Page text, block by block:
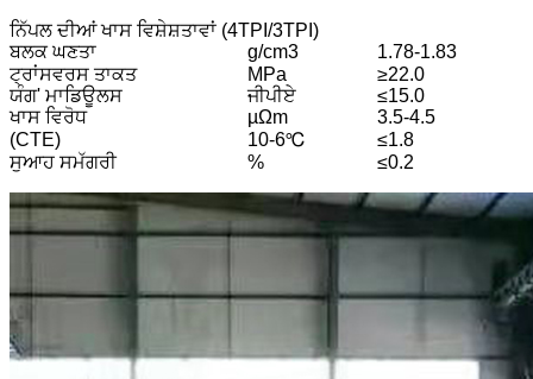
ਨਿੱਪਲ ਦੀਆਂ ਖਾਸ ਵਿਸ਼ੇਸ਼ਤਾਵਾਂ (4TPI/3TPI)
ਬਲਕ ਘਣਤਾ
g/cm3
1.78-1.83
ਟ੍ਰਾਂਸਵਰਸ ਤਾਕਤ
MPa
≥22.0
ਯੰਗ' ਮਾਡਿਊਲਸ
ਜੀਪੀਏ
≤15.0
ਖਾਸ ਵਿਰੋਧ
µΩm
3.5-4.5
(CTE)
10-6℃
≤1.8
ਸੁਆਹ ਸਮੱਗਰੀ
% ≤0.2